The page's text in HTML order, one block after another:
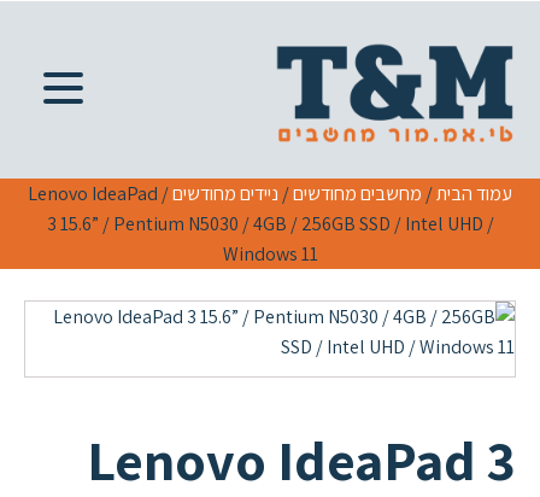
עמוד הבית/ מחשבים מחודשים/ ניידים מחודשים
/ Lenovo IdeaPad
3 15.6” / Pentium N5030 / 4GB / 256GB SSD / Intel UHD /
Windows 11
Lenovo IdeaPad 3